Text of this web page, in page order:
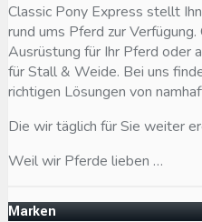
Classic Pony Express stellt
rund ums Pferd zur
Ausrüstung für Ihr Pferd oder
für Stall & Weide. Bei uns
richtigen Lösungen von
Die wir täglich für Sie weiter
Weil wir Pferde lieben …
Marken